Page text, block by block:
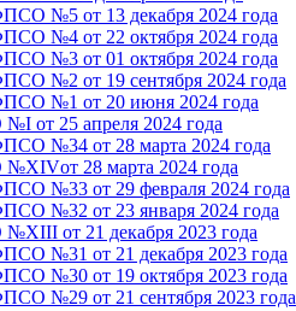
№5 от 13 декабря 2024 года
№4 от 22 октября 2024 года
№3 от 01 октября 2024 года
№2 от 19 сентября 2024 года
№1 от 20 июня 2024 года
от 25 апреля 2024 года
№34 от 28 марта 2024 года
28 марта 2024 года
№33 от 29 февраля 2024 года
№32 от 23 января 2024 года
от 21 декабря 2023 года
№31 от 21 декабря 2023 года
№30 от 19 октября 2023 года
№29 от 21 сентября 2023 года